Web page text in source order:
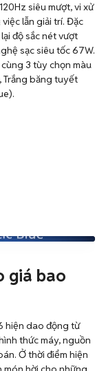
siêu mượt, vi xử
lẫn giải trí. Đặc
độ sắc nét vượt
sạc siêu tốc 67W.
3 tùy chọn màu
Trắng băng tuyết
giá bao
hiện dao động từ
thức máy, nguồn
Ở thời điểm hiện